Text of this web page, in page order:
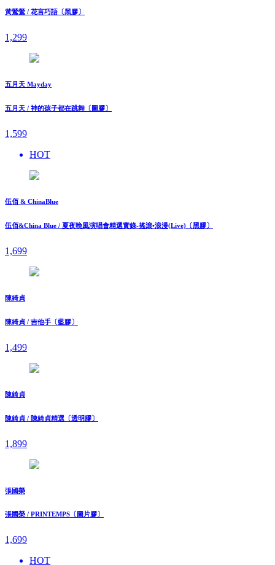
黃鶯鶯 / 花言巧語〔黑膠〕
1,299
五月天 Mayday
五月天 / 神的孩子都在跳舞〔圖膠〕
1,599
HOT
伍佰 & ChinaBlue
伍佰&China Blue / 夏夜晚風演唱會精選實錄-搖滾•浪漫(Live)〔黑膠〕
1,699
陳綺貞
陳綺貞 / 吉他手〔藍膠〕
1,499
陳綺貞
陳綺貞 / 陳綺貞精選〔透明膠〕
1,899
張國榮
張國榮 / PRINTEMPS〔圖片膠〕
1,699
HOT